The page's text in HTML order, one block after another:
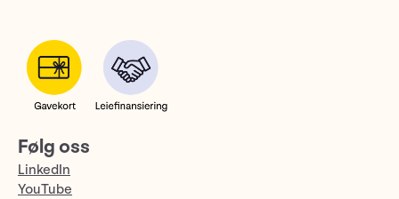
Følg oss
LinkedIn
YouTube